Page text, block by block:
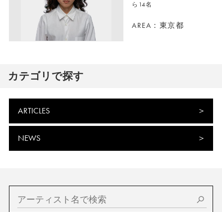
ら14名
AREA：東京都
カテゴリで探す
ARTICLES
NEWS